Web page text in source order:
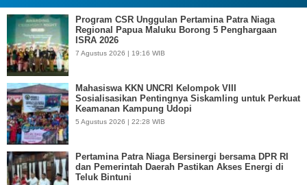
Program CSR Unggulan Pertamina Patra Niaga
Regional Papua Maluku Borong 5 Penghargaan
ISRA 2026
7 Agustus 2026 | 19:16 WIB
Mahasiswa KKN UNCRI Kelompok VIII
Sosialisasikan Pentingnya Siskamling untuk Perkuat
Keamanan Kampung Udopi
5 Agustus 2026 | 22:28 WIB
Pertamina Patra Niaga Bersinergi bersama DPR RI
dan Pemerintah Daerah Pastikan Akses Energi di
Teluk Bintuni